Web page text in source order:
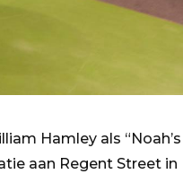
Hamley als “Noah’s
aan Regent Street in